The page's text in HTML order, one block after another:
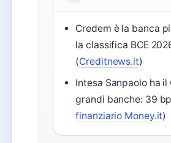
Credem è la banca
la classifica BCE
(Creditnews.it)
Intesa Sanpaolo ha
grandi banche: 39
finanziario Money.it)